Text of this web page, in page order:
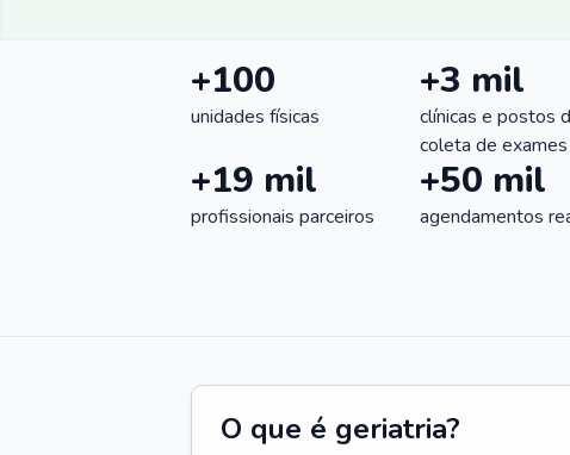
+100
unidades físicas
+3 mil
clínicas e postos
coleta de exames
+19 mil
profissionais parceiros
+50 mil
agendamentos
O que é geriatria?